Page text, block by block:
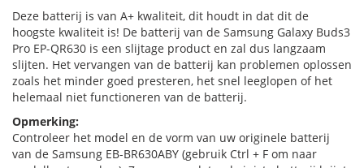
Deze batterij is van A+ kwaliteit, dit houdt in dat dit de
hoogste kwaliteit is! De batterij van de Samsung Galaxy Buds3
Pro EP-QR630 is een slijtage product en zal dus langzaam
slijten. Het vervangen van de batterij kan problemen oplossen
zoals het minder goed presteren, het snel leeglopen of het
helemaal niet functioneren van de batterij.
Opmerking:
Controleer het model en de vorm van uw originele batterij
van de Samsung EB-BR630ABY (gebruik Ctrl + F om naar